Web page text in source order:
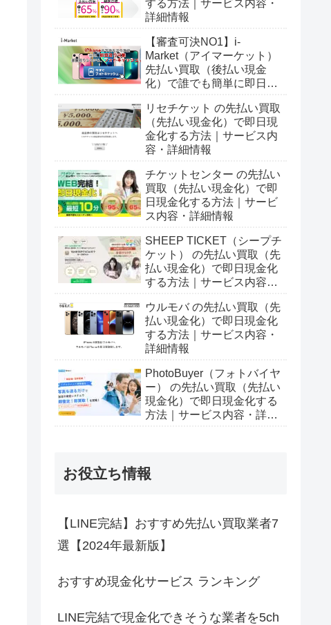
する方法｜サービス内容・
詳細情報
【審査可決NO1】i-
Market（アイマーケット）
先払い買取（後払い現金
化）で誰でも簡単に即日現
とサービス詳細情報
リセチケット の先払い買取
（先払い現金化）で即日現
金化する方法｜サービス内
容・詳細情報
チケットセンター の先払い
買取（先払い現金化）で即
日現金化する方法｜サービ
ス内容・詳細情報
SHEEP TICKET（シープチ
ケット） の先払い買取（先
払い現金化）で即日現金化
する方法｜サービス内容・
ウルモバ の先払い買取（先
払い現金化）で即日現金化
する方法｜サービス内容・
詳細情報
PhotoBuyer（フォトバイヤ
ー） の先払い買取（先払い
現金化）で即日現金化する
方法｜サービス内容・詳細
お役立ち情報
【LINE完結】おすすめ先払い買取業者7
選【2024年最新版】
おすすめ現金化サービス ランキング
LINE完結で現金化できそうな業者を5ch